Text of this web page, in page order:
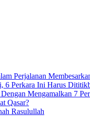
Perjalanan
6 Perkara Ini Harus
Mengamalkan 7
Qasar?
Rasulullah